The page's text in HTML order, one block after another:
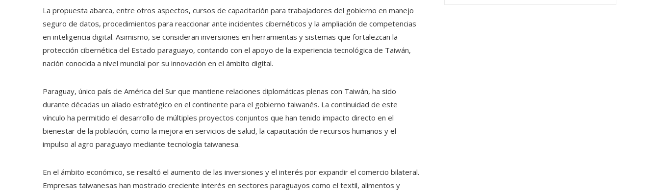
La propuesta abarca, entre otros aspectos, cursos de capacitación para trabajadores del gobierno en manejo
seguro de datos, procedimientos para reaccionar ante incidentes cibernéticos y la ampliación de competencias
en inteligencia digital. Asimismo, se consideran inversiones en herramientas y sistemas que fortalezcan la
protección cibernética del Estado paraguayo, contando con el apoyo de la experiencia tecnológica de Taiwán,
nación conocida a nivel mundial por su innovación en el ámbito digital.
Paraguay, único país de América del Sur que mantiene relaciones diplomáticas plenas con Taiwán, ha sido
durante décadas un aliado estratégico en el continente para el gobierno taiwanés. La continuidad de este
vínculo ha permitido el desarrollo de múltiples proyectos conjuntos que han tenido impacto directo en el
bienestar de la población, como la mejora en servicios de salud, la capacitación de recursos humanos y el
impulso al agro paraguayo mediante tecnología taiwanesa.
En el ámbito económico, se resaltó el aumento de las inversiones y el interés por expandir el comercio bilateral.
Empresas taiwanesas han mostrado creciente interés en sectores paraguayos como el textil, alimentos y